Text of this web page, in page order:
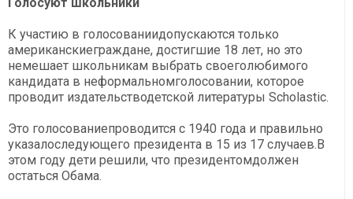
К участию в голосованиидопускаются только
американскиеграждане, достигшие 18 лет, но это
немешает школьникам выбрать своеголюбимого
кандидата в неформальномголосовании, которое
проводит издательстводетской литературы Scholastic.
Это голосованиепроводится с 1940 года и правильно
указалоследующего президента в 15 из 17 случаев.В
этом году дети решили, что президентомдолжен
остаться Обама.